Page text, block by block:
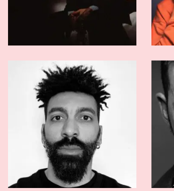
Salmo
ARTISTI AFFERMATI
Murubutu